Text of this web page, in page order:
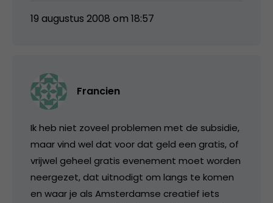
19 augustus 2008 om 18:57
Francien
Ik heb niet zoveel problemen met de subsidie,
maar vind wel dat voor dat geld een gratis, of
vrijwel geheel gratis evenement moet worden
neergezet, dat uitnodigt om langs te komen
en waar je als Amsterdamse creatief iets